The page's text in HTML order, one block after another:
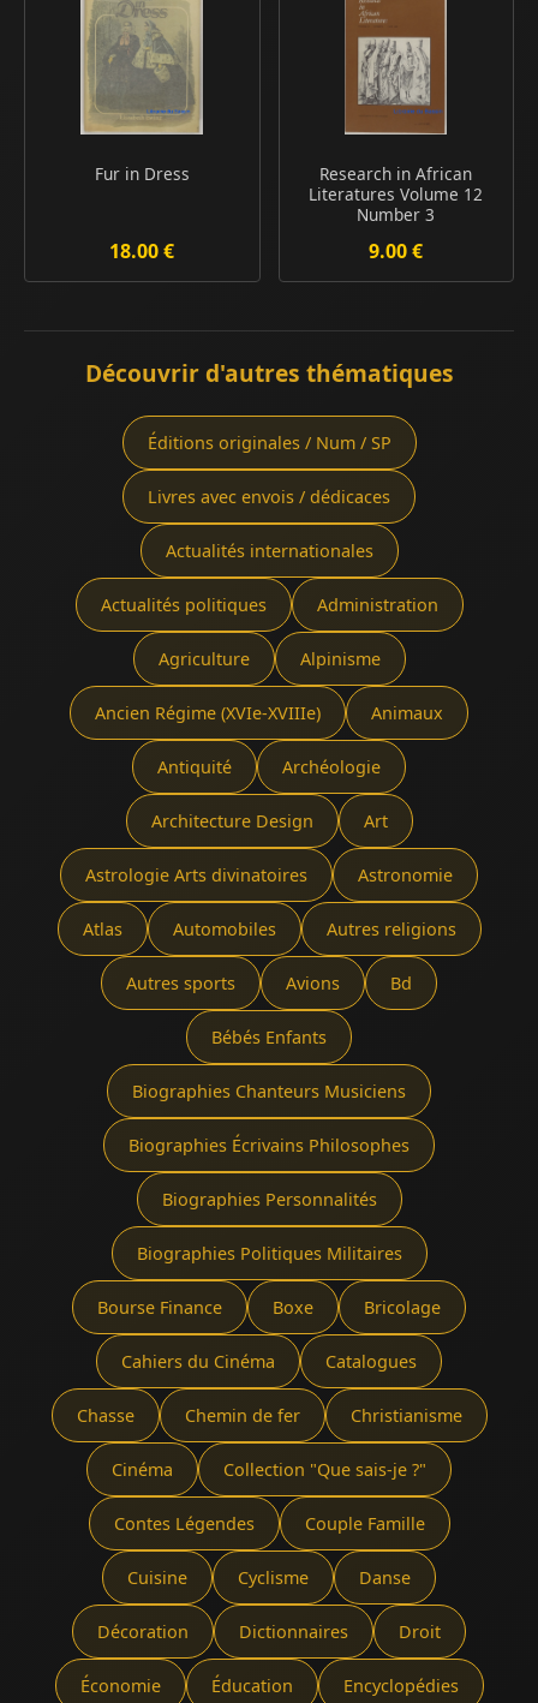
Fur in Dress
18.00 €
Research in African
Literatures Volume 12
Number 3
9.00 €
Découvrir d'autres thématiques
Éditions originales / Num / SP
Livres avec envois / dédicaces
Actualités internationales
Actualités politiques Administration
Agriculture Alpinisme
Ancien Régime (XVIe-XVIIIe) Animaux
Antiquité Archéologie
Architecture Design Art
Astrologie Arts divinatoires Astronomie
Atlas Automobiles Autres religions
Autres sports Avions Bd
Bébés Enfants
Biographies Chanteurs Musiciens
Biographies Écrivains Philosophes
Biographies Personnalités
Biographies Politiques Militaires
Bourse Finance Boxe Bricolage
Cahiers du Cinéma Catalogues
Chasse Chemin de fer Christianisme
Cinéma Collection "Que sais-je ?"
Contes Légendes Couple Famille
Cuisine Cyclisme Danse
Décoration Dictionnaires Droit
Économie Éducation Encyclopédies